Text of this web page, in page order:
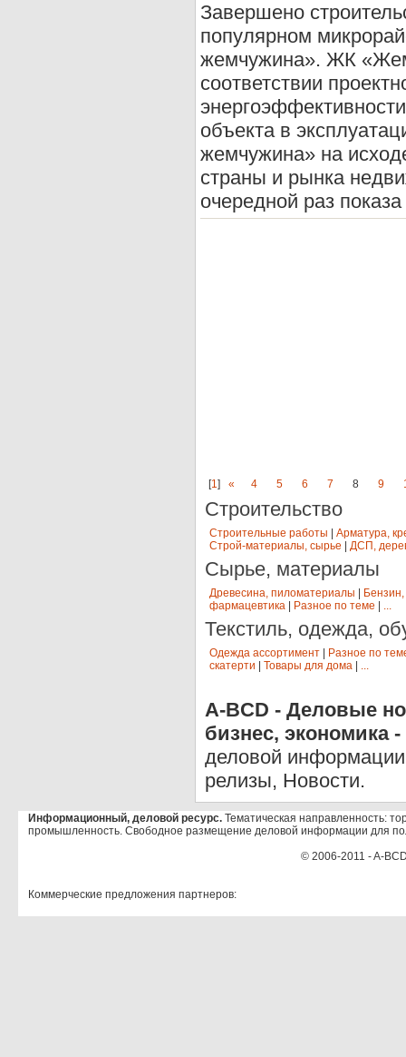
Завершено
популярном
жемчужина». ЖК
соответствии
объекта в
жемчужина» на
страны и рынка
очередной раз
[1] « 4 5 6 7 8 9
Строительство
Строительные работы
Арматура,
Строй-материалы, сырье
ДСП,
Сырье, материалы
Древесина, пиломатериалы
фармацевтика
Разное по теме ...
Текстиль, одежда,
Одежда ассортимент
Разное по
скатерти
Товары для дома ...
A-BCD - Деловые
бизнес, экономика
деловой
релизы, Новости.
Информационный, деловой ресурс. Тематическая направленность:
промышленность. Свободное размещение деловой информации для
© 2006-2011 - A-
Коммерческие предложения партнеров: